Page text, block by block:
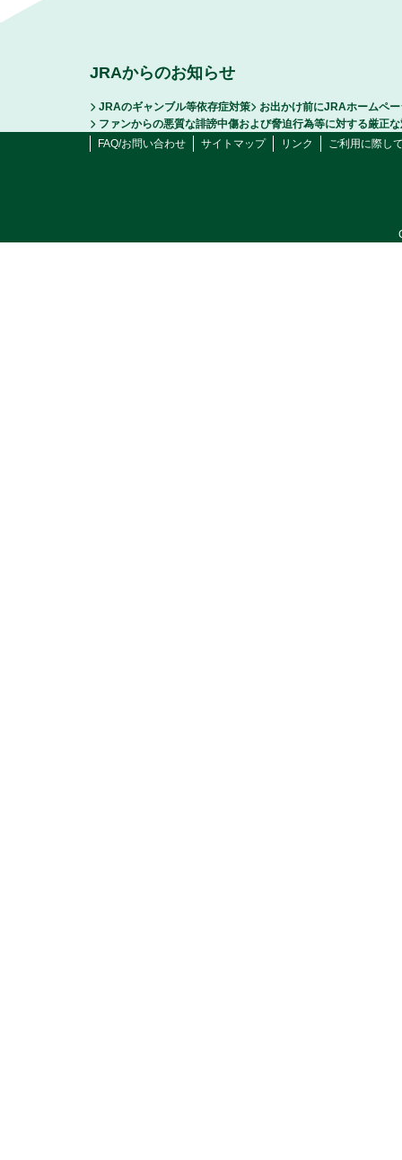
JRAからのお知らせ
JRAのギャンブル等依存症対策
お出かけ前にJRAホームペ
ファンからの悪質な誹謗中傷および脅迫行為等に対する厳正
FAQ/お問い合わせ
サイトマップ リンク ご利用に際し